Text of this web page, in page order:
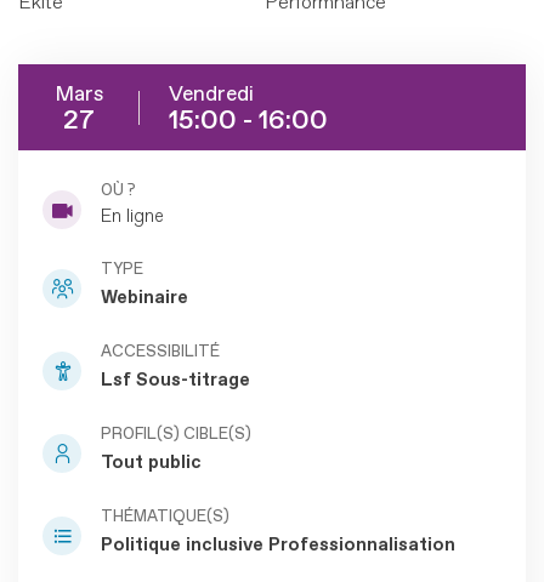
Mars
27
Vendredi
15:00 - 16:00
OÙ ?
En ligne
TYPE
Webinaire
ACCESSIBILITÉ
Lsf Sous-titrage
PROFIL(S) CIBLE(S)
Tout public
THÉMATIQUE(S)
Politique inclusive Professionnalisation